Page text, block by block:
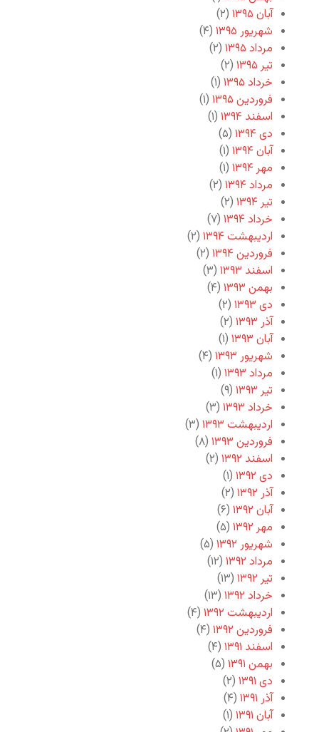
آبان ۱۳۹۵
(۲)
شهریور ۱۳۹۵
(۴)
مرداد ۱۳۹۵
(۲)
تیر ۱۳۹۵
(۲)
خرداد ۱۳۹۵
(۱)
فروردین ۱۳۹۵
(۱)
اسفند ۱۳۹۴
(۱)
دی ۱۳۹۴
(۵)
آبان ۱۳۹۴
(۱)
مهر ۱۳۹۴
(۱)
مرداد ۱۳۹۴
(۲)
تیر ۱۳۹۴
(۲)
خرداد ۱۳۹۴
(۷)
اردیبهشت ۱۳۹۴
(۲)
فروردین ۱۳۹۴
(۲)
اسفند ۱۳۹۳
(۳)
بهمن ۱۳۹۳
(۴)
دی ۱۳۹۳
(۲)
آذر ۱۳۹۳
(۲)
آبان ۱۳۹۳
(۱)
شهریور ۱۳۹۳
(۴)
مرداد ۱۳۹۳
(۱)
تیر ۱۳۹۳
(۹)
خرداد ۱۳۹۳
(۳)
اردیبهشت ۱۳۹۳
(۳)
فروردین ۱۳۹۳
(۸)
اسفند ۱۳۹۲
(۲)
دی ۱۳۹۲
(۱)
آذر ۱۳۹۲
(۲)
آبان ۱۳۹۲
(۶)
مهر ۱۳۹۲
(۵)
شهریور ۱۳۹۲
(۵)
مرداد ۱۳۹۲
(۱۲)
تیر ۱۳۹۲
(۱۳)
خرداد ۱۳۹۲
(۱۳)
اردیبهشت ۱۳۹۲
(۴)
فروردین ۱۳۹۲
(۴)
اسفند ۱۳۹۱
(۴)
بهمن ۱۳۹۱
(۵)
دی ۱۳۹۱
(۲)
آذر ۱۳۹۱
(۴)
آبان ۱۳۹۱
(۱)